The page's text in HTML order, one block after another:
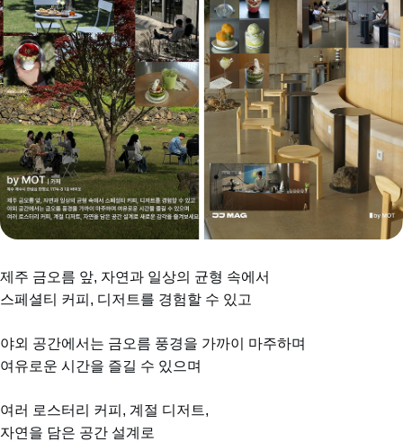
제주 금오름 앞, 자연과 일상의 균형 속에서
스페셜티 커피, 디저트를 경험할 수 있고
야외 공간에서는 금오름 풍경을 가까이 마주하며
여유로운 시간을 즐길 수 있으며
여러 로스터리 커피, 계절 디저트,
자연을 담은 공간 설계로